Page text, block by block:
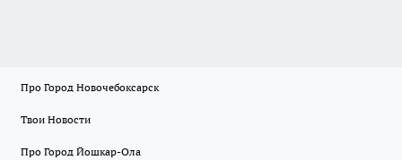
Про Город Новочебоксарск
Твои Новости
Про Город Йошкар-Ола